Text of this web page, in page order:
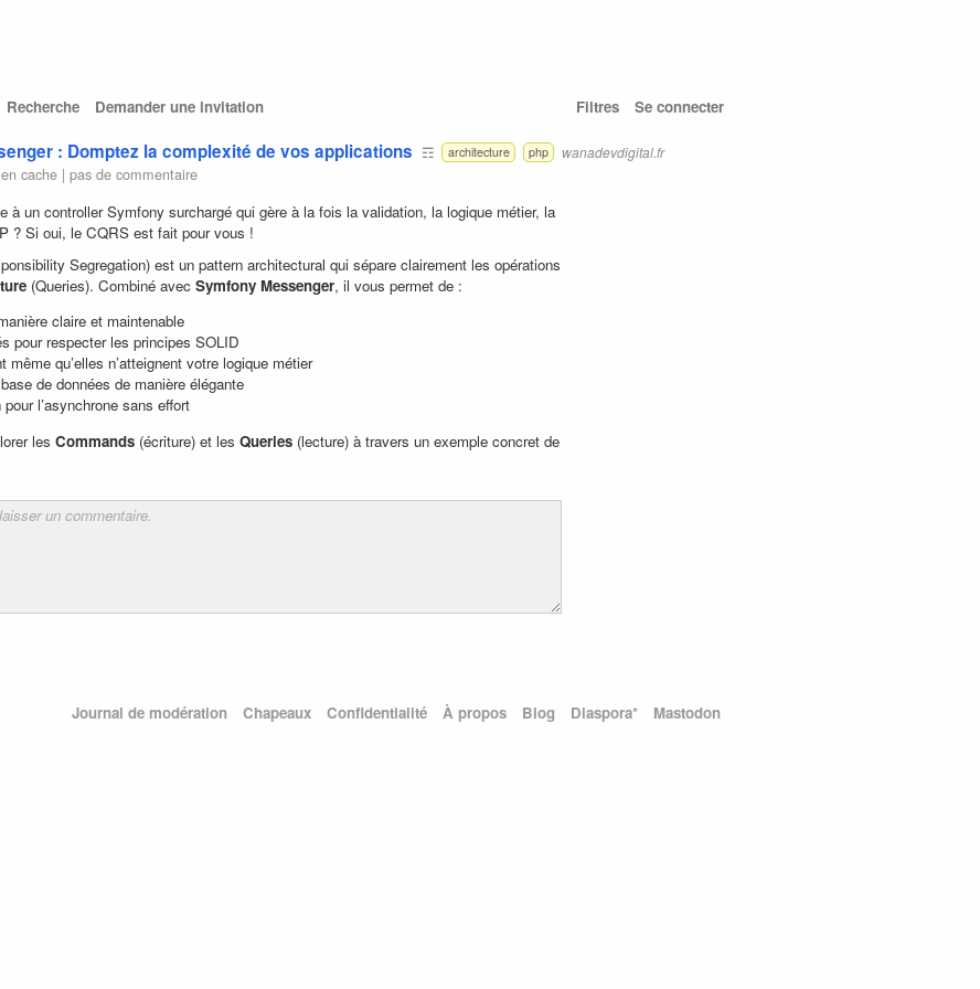
Recherche Demander une invitation Filtres Se connecter
: Domptez la complexité de vos applications ☶ architecture php wanadevdigital.fr
en cache |pas de commentaire
à un controller Symfony surchargé qui gère à la fois la validation, la logique métier, la
? Si oui, le CQRS est fait pour vous !
Segregation) est un pattern architectural qui sépare clairement les opérations
(Queries). Combiné avecSymfony Messenger, il vous permet de :
claire et maintenable
pour respecter les principes SOLID
même qu’elles n’atteignent votre logique métier
de données de manière élégante
l’asynchrone sans effort
lesCommands (écriture) et lesQueries (lecture) à travers un exemple concret de
Journal de modération Chapeaux Confidentialité À propos Blog Diaspora* Mastodon